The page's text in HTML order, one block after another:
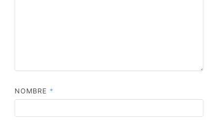
NOMBRE *